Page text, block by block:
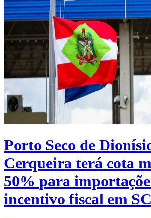
Porto Seco de
Cerqueira terá cota
50% para
incentivo fiscal em SC